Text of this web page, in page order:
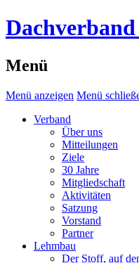
Menü
Menü anzeigen Menü
Verband
Über uns
Mitteilungen
Ziele
30 Jahre
Mitgliedschaft
Aktivitäten
Satzung
Vorstand
Partner
Lehmbau
Der Stoff, auf